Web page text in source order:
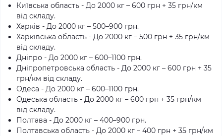
Київська область - До 2000 кг – 600 грн + 35 грн/км
від складу.
Харків - До 2000 кг – 500–900 грн.
Харківська область - До 2000 кг – 500 грн + 35 грн/км
від складу.
Дніпро - До 2000 кг – 600–1100 грн.
Дніпропетровська область - До 2000 кг – 600 грн + 35
грн/км від складу.
Одеса - До 2000 кг – 600–1100 грн.
Одеська область - До 2000 кг – 600 грн + 35 грн/км
від складу.
Полтава - До 2000 кг – 400–900 грн.
Полтавська область - До 2000 кг – 400 грн + 35 грн/км